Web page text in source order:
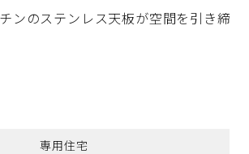
ンのステンレス天板が空間を引き締
専用住宅